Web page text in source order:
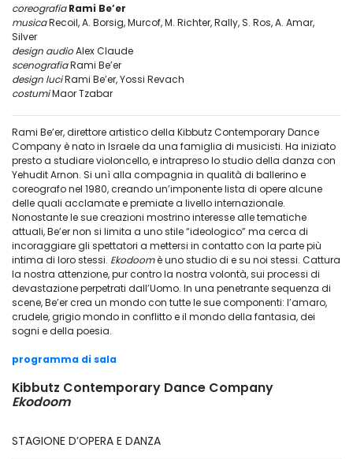
coreografia Rami Be’er
musicaRecoil, A. Borsig, Murcof, M. Richter, Rally, S. Ros, A. Amar,
Silver
design audioAlex Claude
scenografiaRami Be’er
design luciRami Be’er, Yossi Revach
costumiMaor Tzabar
Rami Be’er, direttore artistico della Kibbutz Contemporary Dance
Company è nato in Israele da una famiglia di musicisti. Ha iniziato
presto a studiare violoncello, e intrapreso lo studio della danza con
Yehudit Arnon. Si unì alla compagnia in qualità di ballerino e
coreografo nel 1980, creando un’imponente lista di opere alcune
delle quali acclamate e premiate a livello internazionale.
Nonostante le sue creazioni mostrino interesse alle tematiche
attuali, Be’er non si limita a uno stile “ideologico” ma cerca di
incoraggiare gli spettatori a mettersi in contatto con la parte più
intima di loro stessi. Ekodoomè uno studio di e su noi stessi. Cattura
la nostra attenzione, pur contro la nostra volontà, sui processi di
devastazione perpetrati dall’Uomo. In una penetrante sequenza di
scene, Be’er crea un mondo con tutte le sue componenti: l’amaro,
crudele, grigio mondo in conflitto e il mondo della fantasia, dei
sogni e della poesia.
programma di sala
Kibbutz Contemporary Dance Company
Ekodoom
STAGIONE D’OPERA E DANZA